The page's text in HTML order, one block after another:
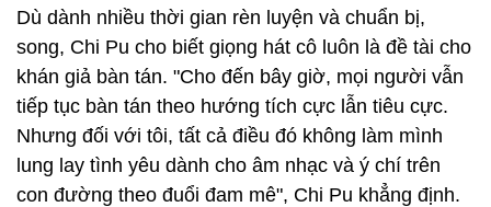
Dù dành nhiều thời gian rèn luyện và chuẩn bị,
song, Chi Pu cho biết giọng hát cô luôn là đề tài cho
khán giả bàn tán. "Cho đến bây giờ, mọi người vẫn
tiếp tục bàn tán theo hướng tích cực lẫn tiêu cực.
Nhưng đối với tôi, tất cả điều đó không làm mình
lung lay tình yêu dành cho âm nhạc và ý chí trên
con đường theo đuổi đam mê", Chi Pu khẳng định.